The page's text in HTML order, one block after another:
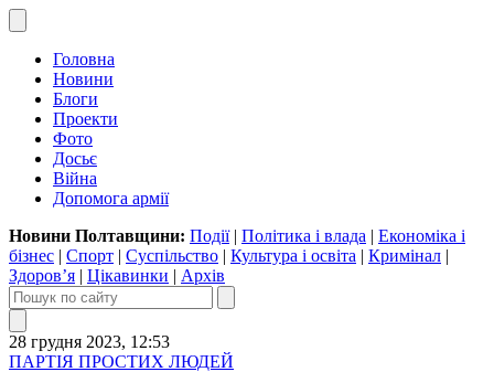
Головна
Новини
Блоги
Проекти
Фото
Досьє
Війна
Допомога армії
Новини Полтавщини: Події| Політика і влада | Економіка і
бізнес | Спорт | Суспільство | Культура і освіта | Кримінал |
Здоров’я | Цікавинки | Архів
28 грудня 2023, 12:53
ПАРТІЯ ПРОСТИХ ЛЮДЕЙ